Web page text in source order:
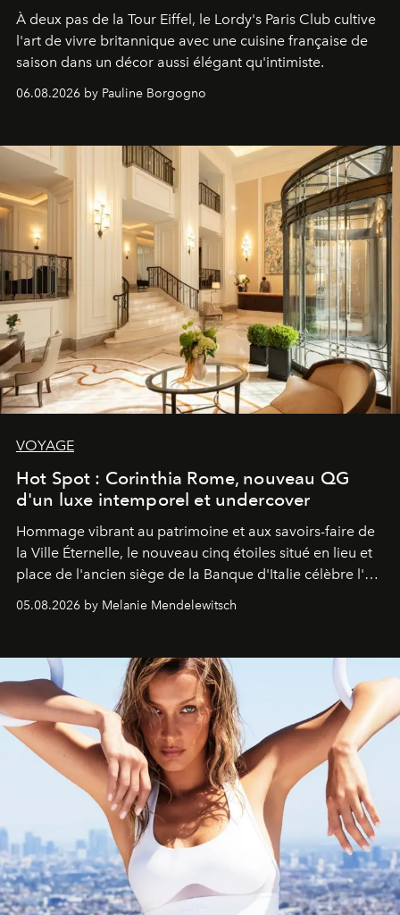
À deux pas de la Tour Eiffel, le Lordy's Paris Club cultive
l'art de vivre britannique avec une cuisine française de
saison dans un décor aussi élégant qu'intimiste.
06.08.2026 by Pauline Borgogno
VOYAGE
Hot Spot : Corinthia Rome, nouveau QG
d'un luxe intemporel et undercover
Hommage vibrant au patrimoine et aux savoirs-faire de
la Ville Éternelle, le nouveau cinq étoiles situé en lieu et
place de l'ancien siège de la Banque d'Italie célèbre l'art
de vivre Romain dans toute son élégance intemporelle.
05.08.2026 by Melanie Mendelewitsch